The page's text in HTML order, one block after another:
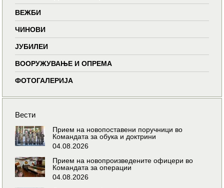
ВЕЖБИ
ЧИНОВИ
ЈУБИЛЕИ
ВООРУЖУВАЊЕ И ОПРЕМА
ФОТОГАЛЕРИЈА
Вести
Прием на новопоставени поручници во
Командата за обука и доктрини
04.08.2026
Прием на новопроизведените офицери во
Командата за операции
04.08.2026